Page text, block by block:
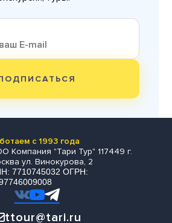
с 1993 года
Компания "Тари Тур" 117449 г.
ул. Винокурова, 2
7710745032 ОГРН:
ttour@tari.ru